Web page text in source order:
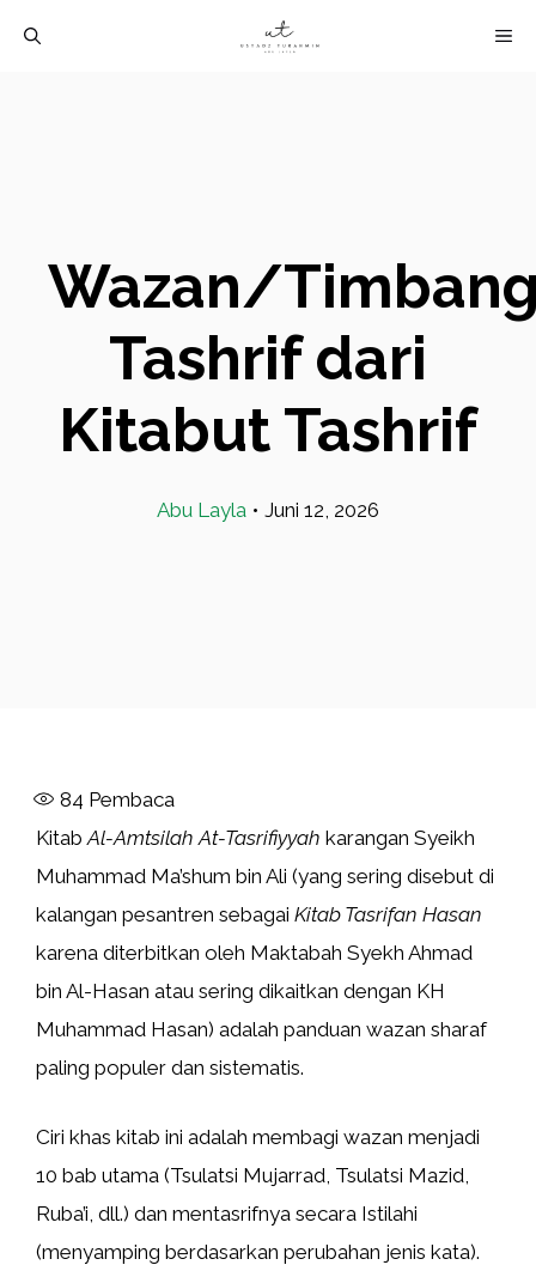
Wazan/
Tashrif dari
Kitabut Tashrif
Abu Layla • Juni 12, 2026
84 Pembaca
KitabAl-Amtsilah At-Tasrifiyyah karangan Syeikh
Muhammad Ma’shum bin Ali (yang sering disebut di
kalangan pesantren sebagai Kitab Tasrifan Hasan
karena diterbitkan oleh Maktabah Syekh Ahmad
bin Al-Hasan atau sering dikaitkan dengan KH
Muhammad Hasan) adalah panduan wazan sharaf
paling populer dan sistematis.
Ciri khas kitab ini adalah membagi wazan menjadi
10 bab utama (Tsulatsi Mujarrad, Tsulatsi Mazid,
Ruba’i, dll.) dan mentasrifnya secara Istilahi
(menyamping berdasarkan perubahan jenis kata).